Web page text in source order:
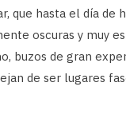
que hasta el día de
oscuras y muy
buzos de gran
de ser lugares